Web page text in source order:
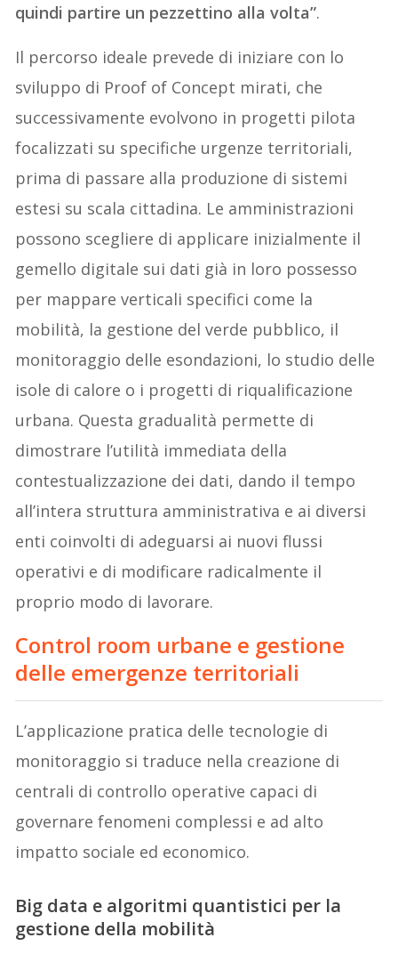
quindi partire un pezzettino alla volta”.
Il percorso ideale prevede di iniziare con lo
sviluppo di Proof of Concept mirati, che
successivamente evolvono in progetti pilota
focalizzati su specifiche urgenze territoriali,
prima di passare alla produzione di sistemi
estesi su scala cittadina. Le amministrazioni
possono scegliere di applicare inizialmente il
gemello digitale sui dati già in loro possesso
per mappare verticali specifici come la
mobilità, la gestione del verde pubblico, il
monitoraggio delle esondazioni, lo studio delle
isole di calore o i progetti di riqualificazione
urbana. Questa gradualità permette di
dimostrare l’utilità immediata della
contestualizzazione dei dati, dando il tempo
all’intera struttura amministrativa e ai diversi
enti coinvolti di adeguarsi ai nuovi flussi
operativi e di modificare radicalmente il
proprio modo di lavorare.
Control room urbane e gestione
delle emergenze territoriali
L’applicazione pratica delle tecnologie di
monitoraggio si traduce nella creazione di
centrali di controllo operative capaci di
governare fenomeni complessi e ad alto
impatto sociale ed economico.
Big data e algoritmi quantistici per la
gestione della mobilità